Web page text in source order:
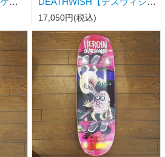
17,050円(税込)